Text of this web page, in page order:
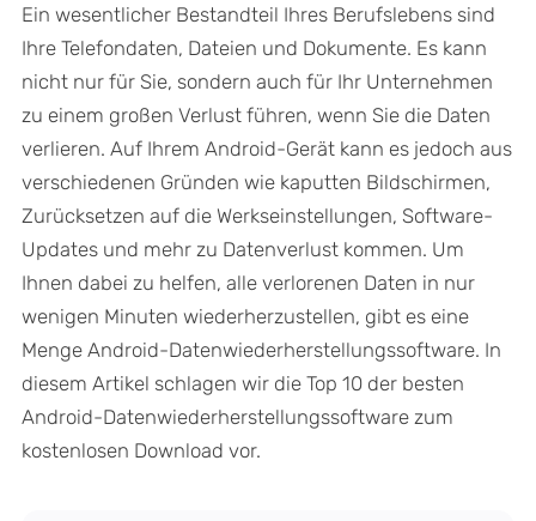
Ein wesentlicher Bestandteil Ihres Berufslebens sind
Ihre Telefondaten, Dateien und Dokumente. Es kann
nicht nur für Sie, sondern auch für Ihr Unternehmen
zu einem großen Verlust führen, wenn Sie die Daten
verlieren. Auf Ihrem Android-Gerät kann es jedoch aus
verschiedenen Gründen wie kaputten Bildschirmen,
Zurücksetzen auf die Werkseinstellungen, Software-
Updates und mehr zu Datenverlust kommen. Um
Ihnen dabei zu helfen, alle verlorenen Daten in nur
wenigen Minuten wiederherzustellen, gibt es eine
Menge Android-Datenwiederherstellungssoftware. In
diesem Artikel schlagen wir die Top 10 der besten
Android-Datenwiederherstellungssoftware zum
kostenlosen Download vor.